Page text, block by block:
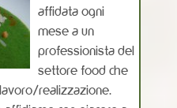
affidata ogni
mese a un
professionista del
settore food che
realizzazione.